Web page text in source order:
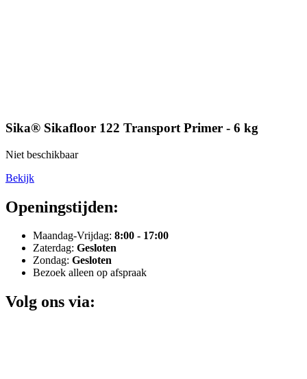
Sika® Sikafloor 122 Transport Primer - 6 kg
Niet beschikbaar
Bekijk
Openingstijden:
Maandag-Vrijdag: 8:00 - 17:00
Zaterdag: Gesloten
Zondag: Gesloten
Bezoek alleen op afspraak
Volg ons via: